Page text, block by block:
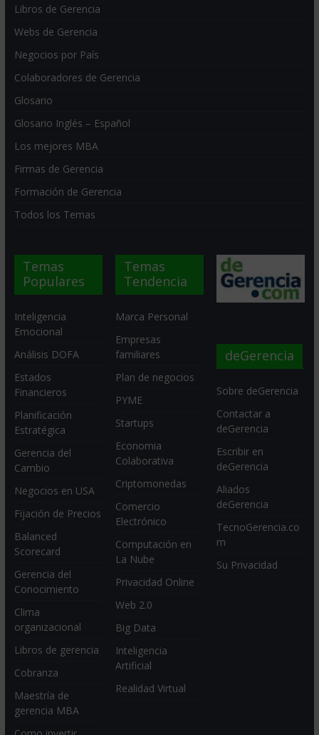
Libros de Gerencia
Webs de Gerencia
Negocios por País
Colaboradores de Gerencia
Glosario
Glosario Inglés – Español
Los mejores MBA
Firmas de Gerencia
Formación de Gerencia
Todos los Temas
Temas
Populares
Inteligencia
Emocional
Análisis DOFA
Estados
Financieros
Planificación
Estratégica
Gerencia del
Cambio
Negocios en USA
Fijación de Precios
Balanced
Scorecard
Gerencia del
Conocimiento
Clima
organizacional
Libros de gerencia
Cobranza
Maestría de
gerencia MBA
Temas
Tendencia
Marca Personal
Empresas
familiares
Plan de negocios
PYME
Startups
Economia
Colaborativa
Criptomonedas
Comercio
Electrónico
Computación en
La Nube
Privacidad Online
Web 2.0
Big Data
Inteligencia
Artificial
Realidad Virtual
deGerencia
Sobre deGerencia
Contactar a
deGerencia
Escribir en
deGerencia
Aliados
deGerencia
TecnoGerencia.co
m
Su Privacidad